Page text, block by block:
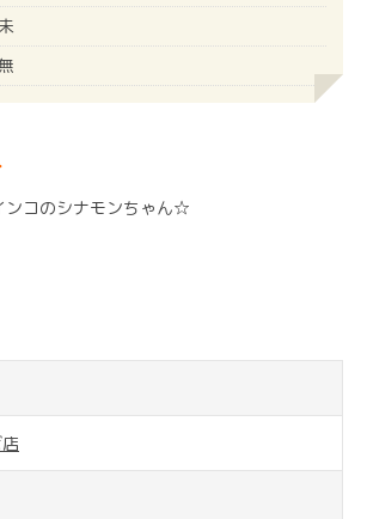
未
ンコのシナモンちゃん☆